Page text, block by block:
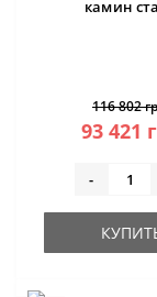
камин
116 802
93 421
-